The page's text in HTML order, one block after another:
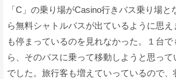
「C」の乗り場がCasino行きバス乗り場
ら無料シャトルバスが出ているように思
も停まっているのを見れなかった。１台
ら、そのバスに乗って移動しようと思っ
でした。旅行客も増えていっているので、